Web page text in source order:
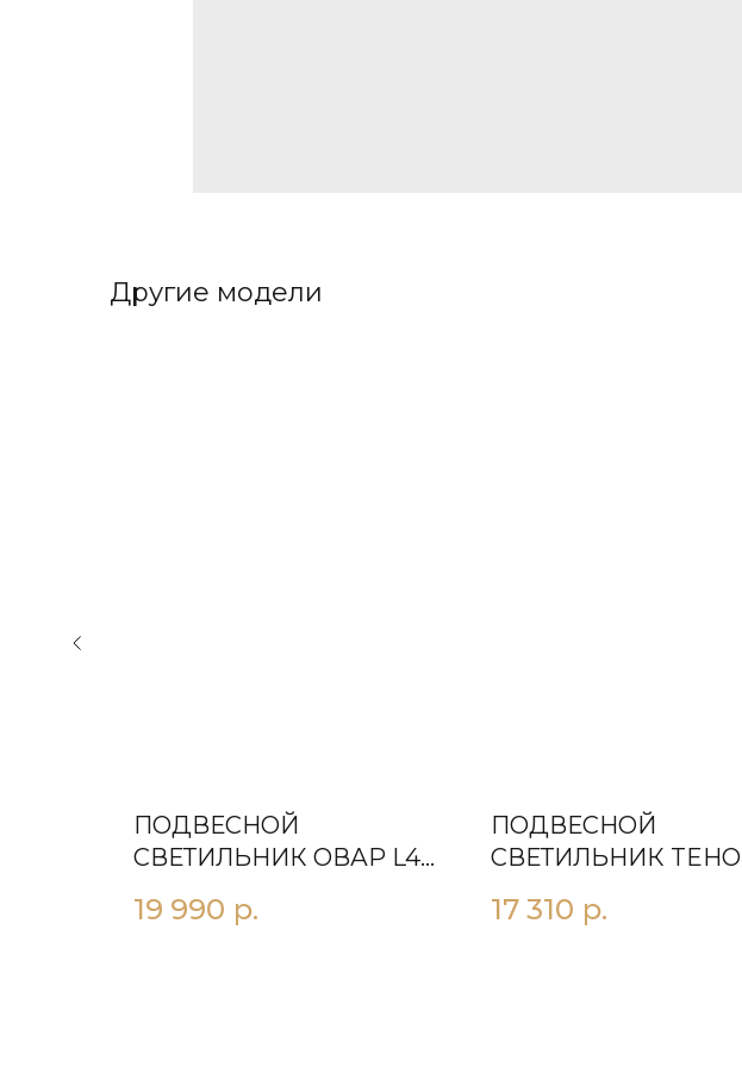
Другие модели
ПОДВЕСНОЙ
СВЕТИЛЬНИК OВАР L40
19 990 р.
ПОДВЕСНОЙ
СВЕТИЛЬНИК TEНO
17 310 р.